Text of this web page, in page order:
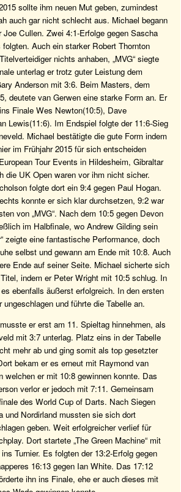
sollte ihm neuen Mut geben, zumindest
auch gar nicht schlecht aus. Michael begann
Joe Cullen. Zwei 4:1-Erfolge gegen Sascha
Auch ein starker Robert Thornton
nichts anhaben, „MVG“ siegte
unterlag er trotz guter Leistung dem
Anderson mit 3:6. Beim Masters, dem
deutete van Gerwen eine starke Form an. Er
Finale Wes Newton(10:5), Dave
Lewis(11:6). Im Endspiel folgte der 11:6-Sieg
Michael bestätigte die gute Form indem
im Frühjahr 2015 für sich entscheiden
Tour Events in Hildesheim, Gibraltar
die UK Open waren vor ihm nicht sicher.
folgte dort ein 9:4 gegen Paul Hogan.
konnte er sich klar durchsetzen, 9:2 war
von „MVG“. Nach dem 10:5 gegen Devon
im Halbfinale, wo Andrew Gilding sein
zeigte eine fantastische Performance, doch
selbst und gewann am Ende mit 10:8. Auch
Ende auf seiner Seite. Michael sicherte sich
indem er Peter Wright mit 10:5 schlug. In
ebenfalls äußerst erfolgreich. In den ersten
ungeschlagen und führte die Tabelle an.
er erst am 11. Spieltag hinnehmen, als
mit 3:7 unterlag. Platz eins in der Tabelle
mehr ab und ging somit als top gesetzter
bekam er es erneut mit Raymond van
welchen er mit 10:8 gewinnen konnte. Das
verlor er jedoch mit 7:11. Gemeinsam
des World Cup of Darts. Nach Siegen
und Nordirland mussten sie sich dort
geben. Weit erfolgreicher verlief für
Dort startete „The Green Machine“ mit
Turnier. Es folgten der 13:2-Erfolg gegen
16:13 gegen Ian White. Das 17:12
ihn ins Finale, ehe er auch dieses mit